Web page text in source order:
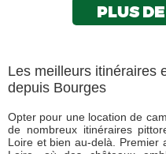
PLUS
Les meilleurs itinéraires
depuis Bourges
Opter pour une location de
de nombreux itinéraires
Loire et bien au-delà. Premier